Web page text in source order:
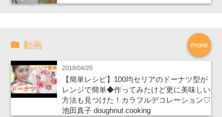
more
動画
2018/04/20
【簡単レシピ】100均セリアのドーナツ型が
レンジで簡単◆作ってみたけど更に美味しい
方法も見つけた！カラフルデコレーション♡
池田真子 doughnut cooking